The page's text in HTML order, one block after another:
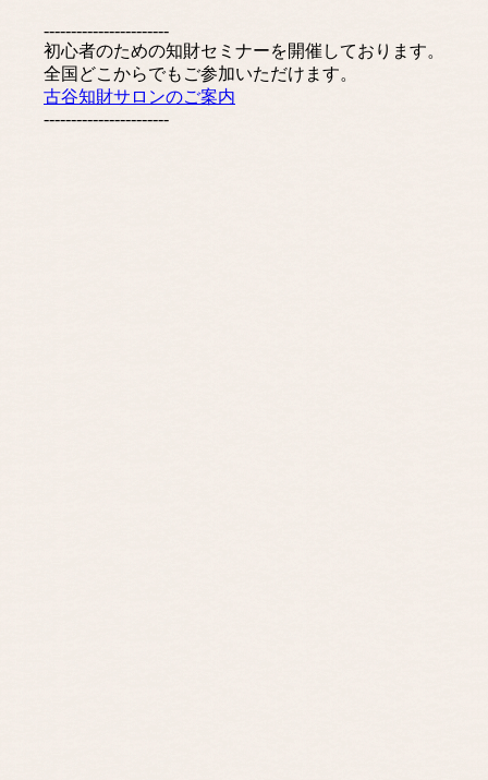
-----------------------
初心者のための知財セミナーを開催しております。
全国どこからでもご参加いただけます。
古谷知財サロンのご案内
-----------------------